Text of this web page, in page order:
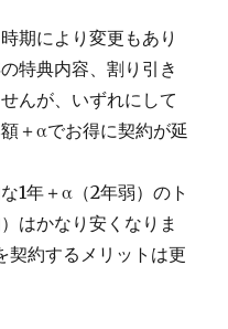
期により変更もあり
特典内容、割り引き
んが、いずれにして
＋αでお得に契約が延
1年＋α（2年弱）のト
はかなり安くなりま
契約するメリットは更